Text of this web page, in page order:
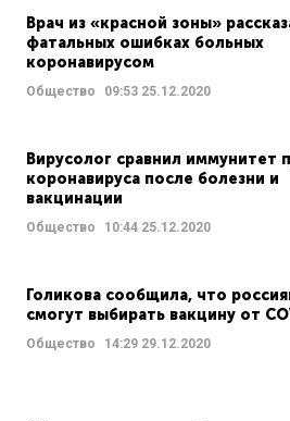
Врач из «красной зоны»
фатальных ошибках больных
коронавирусом
Общество 09:53 25.12.2020
Вирусолог сравнил иммунитет
коронавируса после болезни и
вакцинации
Общество 10:44 25.12.2020
Голикова сообщила, что
смогут выбирать вакцину от
Общество 14:29 29.12.2020